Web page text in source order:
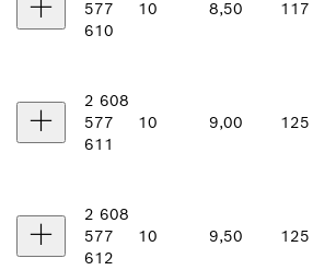
577
610
10 8,50 117
2 608
577
611
10 9,00 125
2 608
577
612
10 9,50 125